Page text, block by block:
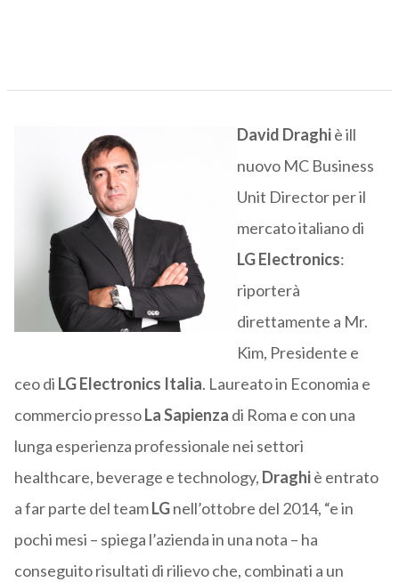
David Draghiè ill
nuovo MC Business
Unit Director per il
mercato italiano di
LG Electronics:
riporterà
direttamente a Mr.
Kim, Presidente e
ceo di LG Electronics Italia. Laureato in Economia e
commercio pressoLa Sapienza di Roma e con una
lunga esperienza professionale nei settori
healthcare, beverage e technology, Draghiè entrato
a far parte del teamLGnell’ottobre del 2014, “e in
pochi mesi – spiega l’azienda in una nota – ha
conseguito risultati di rilievo che, combinati a un